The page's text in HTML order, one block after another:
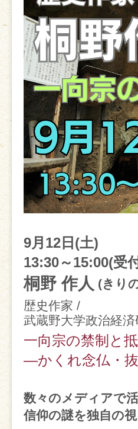
9月12日(土)
13:30～15:00(受
桐野 作人 (きり
歴史作家 /
武蔵野大学政治経
一向宗の禁制と
―かくれ念仏・
数々のメディアで
信仰の謎を独自の